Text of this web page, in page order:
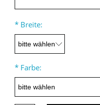
* Breite:
* Farbe: